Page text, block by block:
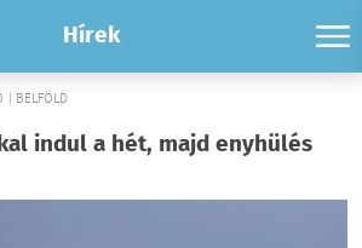
Hírek
| BELFÖLD
indul a hét, majd enyhülés